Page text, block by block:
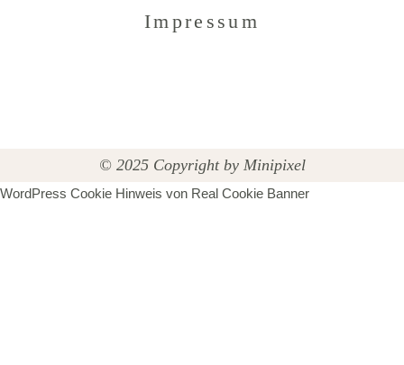
Impressum
© 2025 Copyright by Minipixel
WordPress Cookie Hinweis von Real Cookie Banner